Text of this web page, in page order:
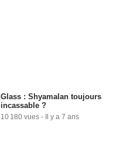
Glass : Shyamalan toujours
incassable ?
10 180 vues - Il y a 7 ans